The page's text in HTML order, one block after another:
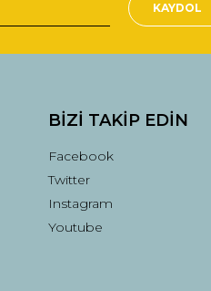
KAYDOL
BİZİ TAKİP EDİN
Facebook
Twitter
Instagram
Youtube